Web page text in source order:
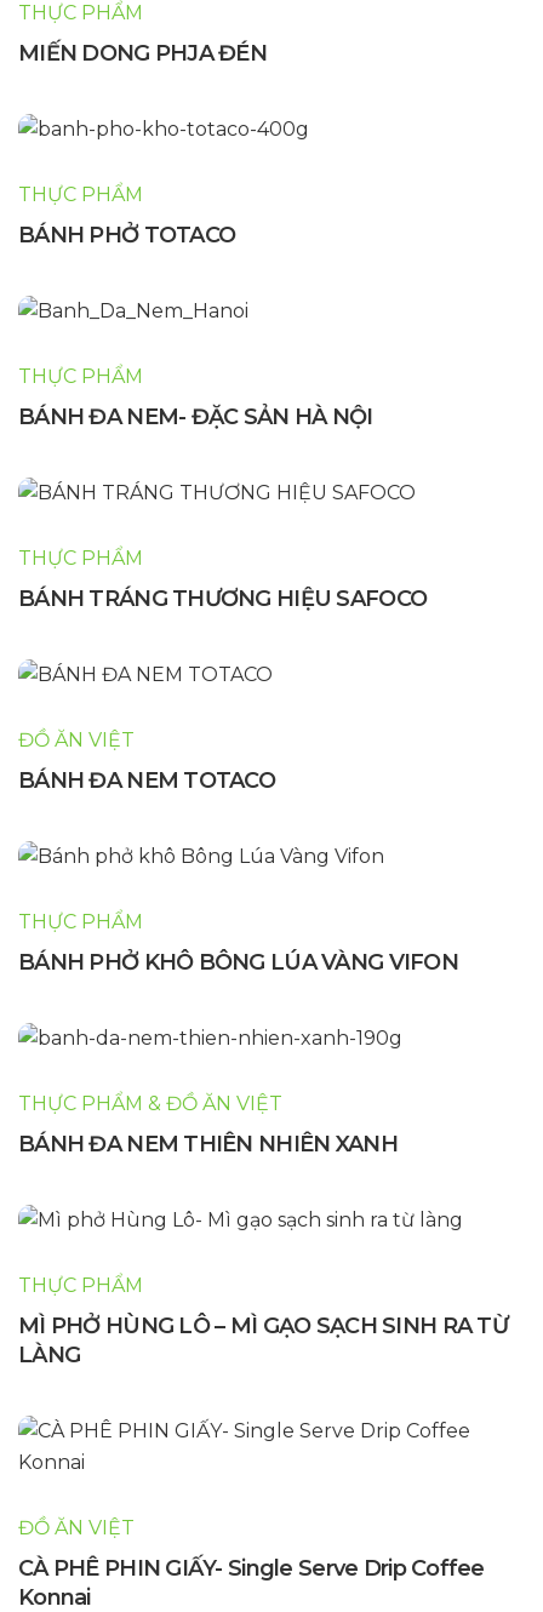
THỰC PHẨM
MIẾN DONG PHJA ĐÉN
THỰC PHẨM
BÁNH PHỞ TOTACO
THỰC PHẨM
BÁNH ĐA NEM- ĐẶC SẢN HÀ NỘI
THỰC PHẨM
BÁNH TRÁNG THƯƠNG HIỆU SAFOCO
ĐỒ ĂN VIỆT
BÁNH ĐA NEM TOTACO
THỰC PHẨM
BÁNH PHỞ KHÔ BÔNG LÚA VÀNG VIFON
THỰC PHẨM & ĐỒ ĂN VIỆT
BÁNH ĐA NEM THIÊN NHIÊN XANH
THỰC PHẨM
MÌ PHỞ HÙNG LÔ – MÌ GẠO SẠCH SINH RA TỪ
LÀNG
ĐỒ ĂN VIỆT
CÀ PHÊ PHIN GIẤY- Single Serve Drip Coffee
Konnai